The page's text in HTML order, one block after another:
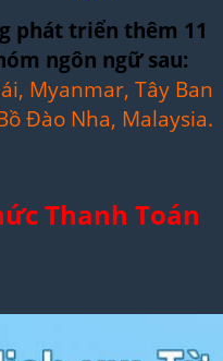
phát triển thêm 11
ngôn ngữ sau:
Myanmar, Tây Ban
Đào Nha, Malaysia.
Thanh Toán